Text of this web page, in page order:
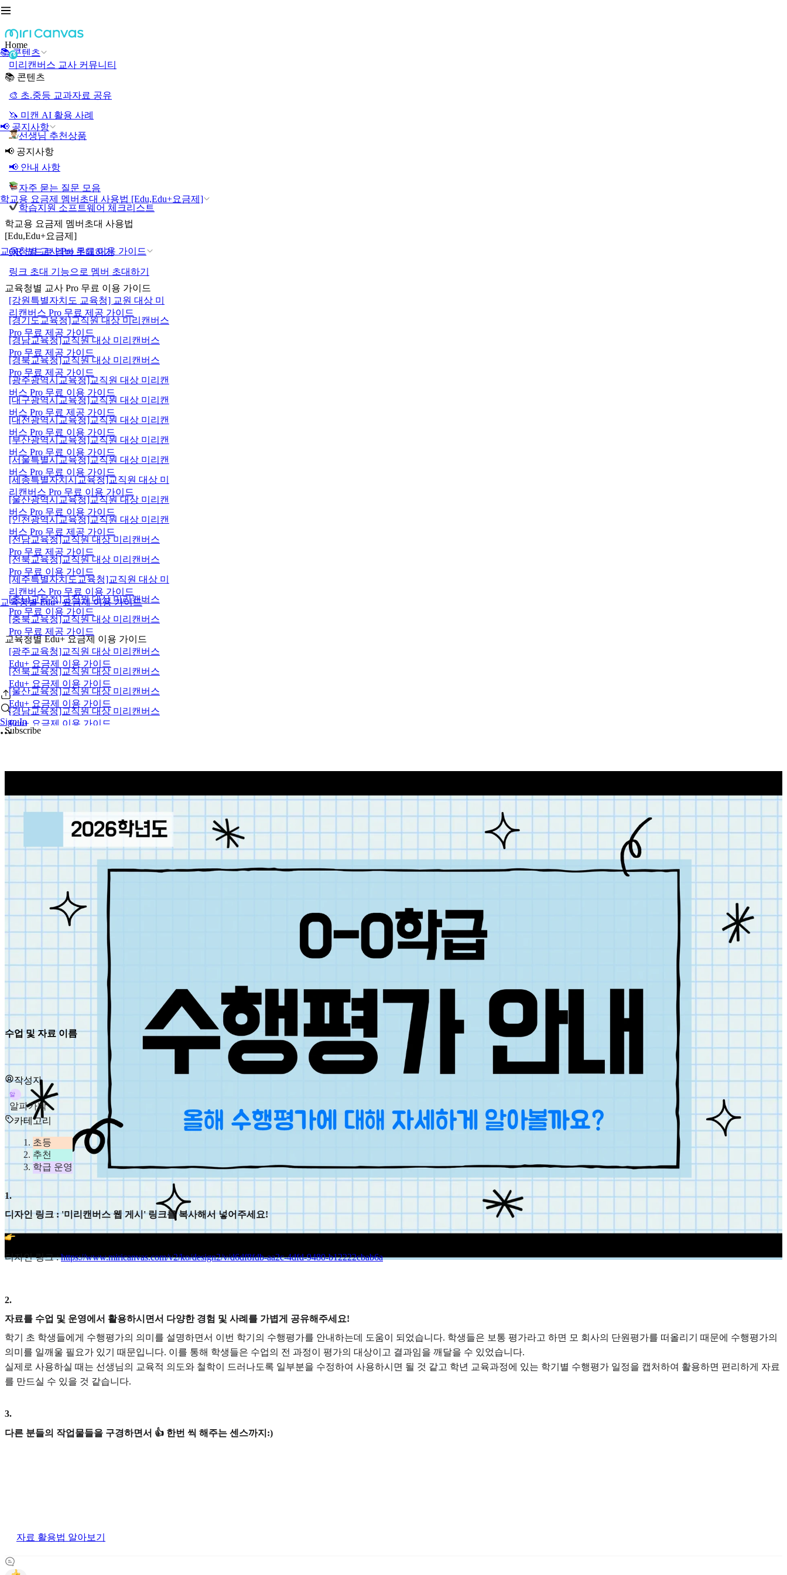
📚 콘텐츠
📢 공지사항
학교용 요금제 멤버초대 사용법 [Edu,Edu+요금제]
교육청별 교사 Pro 무료 이용 가이드
교육청별 Edu+ 요금제 이용 가이드
Sign In
Home
미리캔버스 교사 커뮤니티
📚 콘텐츠
🎨 초.중등 교과자료 공유
🦄 미캔 AI 활용 사례
선생님 추천상품
📢 공지사항
📢 안내 사항
자주 묻는 질문 모음
학습지원 소프트웨어 체크리스트
학교용 요금제 멤버초대 사용법
[Edu,Edu+요금제]
QR 코드로 멤버 초대하기
링크 초대 기능으로 멤버 초대하기
교육청별 교사 Pro 무료 이용 가이드
[강원특별자치도 교육청] 교원 대상 미
리캔버스 Pro 무료 제공 가이드
[경기도교육청]교직원 대상 미리캔버스
Pro 무료 제공 가이드
[경남교육청]교직원 대상 미리캔버스
Pro 무료 제공 가이드
[경북교육청]교직원 대상 미리캔버스
Pro 무료 제공 가이드
[광주광역시교육청]교직원 대상 미리캔
버스 Pro 무료 이용 가이드
[대구광역시교육청]교직원 대상 미리캔
버스 Pro 무료 제공 가이드
[대전광역시교육청]교직원 대상 미리캔
버스 Pro 무료 이용 가이드
[부산광역시교육청]교직원 대상 미리캔
버스 Pro 무료 이용 가이드
[서울특별시교육청]교직원 대상 미리캔
버스 Pro 무료 이용 가이드
[세종특별자치시교육청]교직원 대상 미
리캔버스 Pro 무료 이용 가이드
[울산광역시교육청]교직원 대상 미리캔
버스 Pro 무료 이용 가이드
[인천광역시교육청]교직원 대상 미리캔
버스 Pro 무료 제공 가이드
[전남교육청]교직원 대상 미리캔버스
Pro 무료 제공 가이드
[전북교육청]교직원 대상 미리캔버스
Pro 무료 이용 가이드
[제주특별자치도교육청]교직원 대상 미
리캔버스 Pro 무료 이용 가이드
[충남교육청]교직원 대상 미리캔버스
Pro 무료 이용 가이드
[충북교육청]교직원 대상 미리캔버스
Pro 무료 제공 가이드
교육청별 Edu+ 요금제 이용 가이드
[광주교육청]교직원 대상 미리캔버스
Edu+ 요금제 이용 가이드
[전북교육청]교직원 대상 미리캔버스
Edu+ 요금제 이용 가이드
[울산교육청]교직원 대상 미리캔버스
Edu+ 요금제 이용 가이드
[경남교육청]교직원 대상 미리캔버스
Edu+ 요금제 이용 가이드
Subscribe
수업 및 자료 이름
작성자
알
알파카박
카테고리
초등
추천
학급 운영
1.
디자인 링크 : '미리캔버스 웹 게시' 링크를 복사해서 넣어주세요!
디자인 링크 :https://www.miricanvas.com/v2/ko/design2/v/d6df8fdb-aa2c-4dfd-9480-b12222cbab6a
2.
자료를 수업 및 운영에서 활용하시면서 다양한 경험 및 사례를 가볍게 공유해주세요!
학기 초 학생들에게 수행평가의 의미를 설명하면서 이번 학기의 수행평가를 안내하는데 도움이 되었습니다. 학생들은 보통 평가라고 하면 모 회사의 단원평가를 떠올리기 때문에 수행평가의
의미를 일깨울 필요가 있기 때문입니다. 이를 통해 학생들은 수업의 전 과정이 평가의 대상이고 결과임을 깨달을 수 있었습니다.
실제로 사용하실 때는 선생님의 교육적 의도와 철학이 드러나도록 일부분을 수정하여 사용하시면 될 것 같고 학년 교육과정에 있는 학기별 수행평가 일정을 캡처하여 활용하면 편리하게 자료
를 만드실 수 있을 것 같습니다.
3.
다른 분들의 작업물들을 구경하면서 👍 한번 씩 해주는 센스까지:)
자료 활용법 알아보기